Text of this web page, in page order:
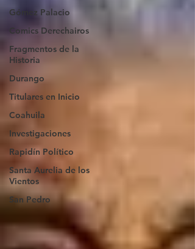
Gómez Palacio
Comics Derechairos
Fragmentos de la
Historia
Durango
Titulares en Inicio
Coahuila
Investigaciones
Rapidín Político
Santa Aurelia de los
Vientos
San Pedro